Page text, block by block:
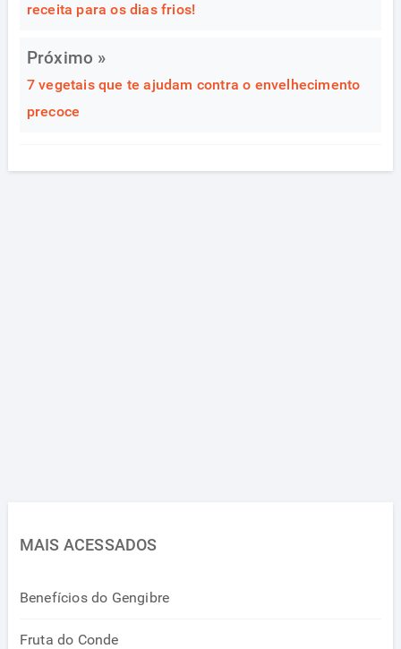
receita para os dias frios!
Próximo »
7 vegetais que te ajudam contra o envelhecimento
precoce
MAIS ACESSADOS
Benefícios do Gengibre
Fruta do Conde